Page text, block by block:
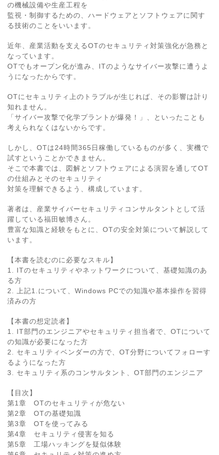
の機械設備や生産工程を
監視・制御するための、ハードウェアとソフトウェアに関す
る技術のことをいいます。
近年、産業活動を支えるOTのセキュリティ対策強化が急務と
なっています。
OTでもオープン化が進み、ITのようなサイバー攻撃に遭うよ
うになったからです。
OTにセキュリティ上のトラブルが生じれば、その影響は計り
知れません。
「サイバー攻撃で化学プラントが爆発！」、といったことも
考えられなくはないからです。
しかし、OTは24時間365日稼働しているものが多く、実機で
試すということかできません。
そこで本書では、図解とソフトウェアによる演習を通してOT
の仕組みとそのセキュリティ
対策を理解できるよう、構成しています。
著者は、産業サイバーセキュリティコンサルタントとして活
躍している福田敏博さん。
豊富な知識と経験をもとに、OTの安全対策について解説して
います。
【本書を読むのに必要なスキル】
1. ITのセキュリティやネットワークについて、基礎知識のあ
る方
2. 上記1.について、Windows PCでの知識や基本操作を習得
済みの方
【本書の想定読者】
1. IT部門のエンジニアやセキュリティ担当者で、OTについて
の知識が必要になった方
2. セキュリティベンダーの方で、OT分野についてフォローす
るようになった方
3. セキュリティ系のコンサルタント、OT部門のエンジニア
【目次】
第1章 OTのセキュリティが危ない
第2章 OTの基礎知識
第3章 OTを使ってみる
第4章 セキュリティ侵害を知る
第5章 工場ハッキングを疑似体験